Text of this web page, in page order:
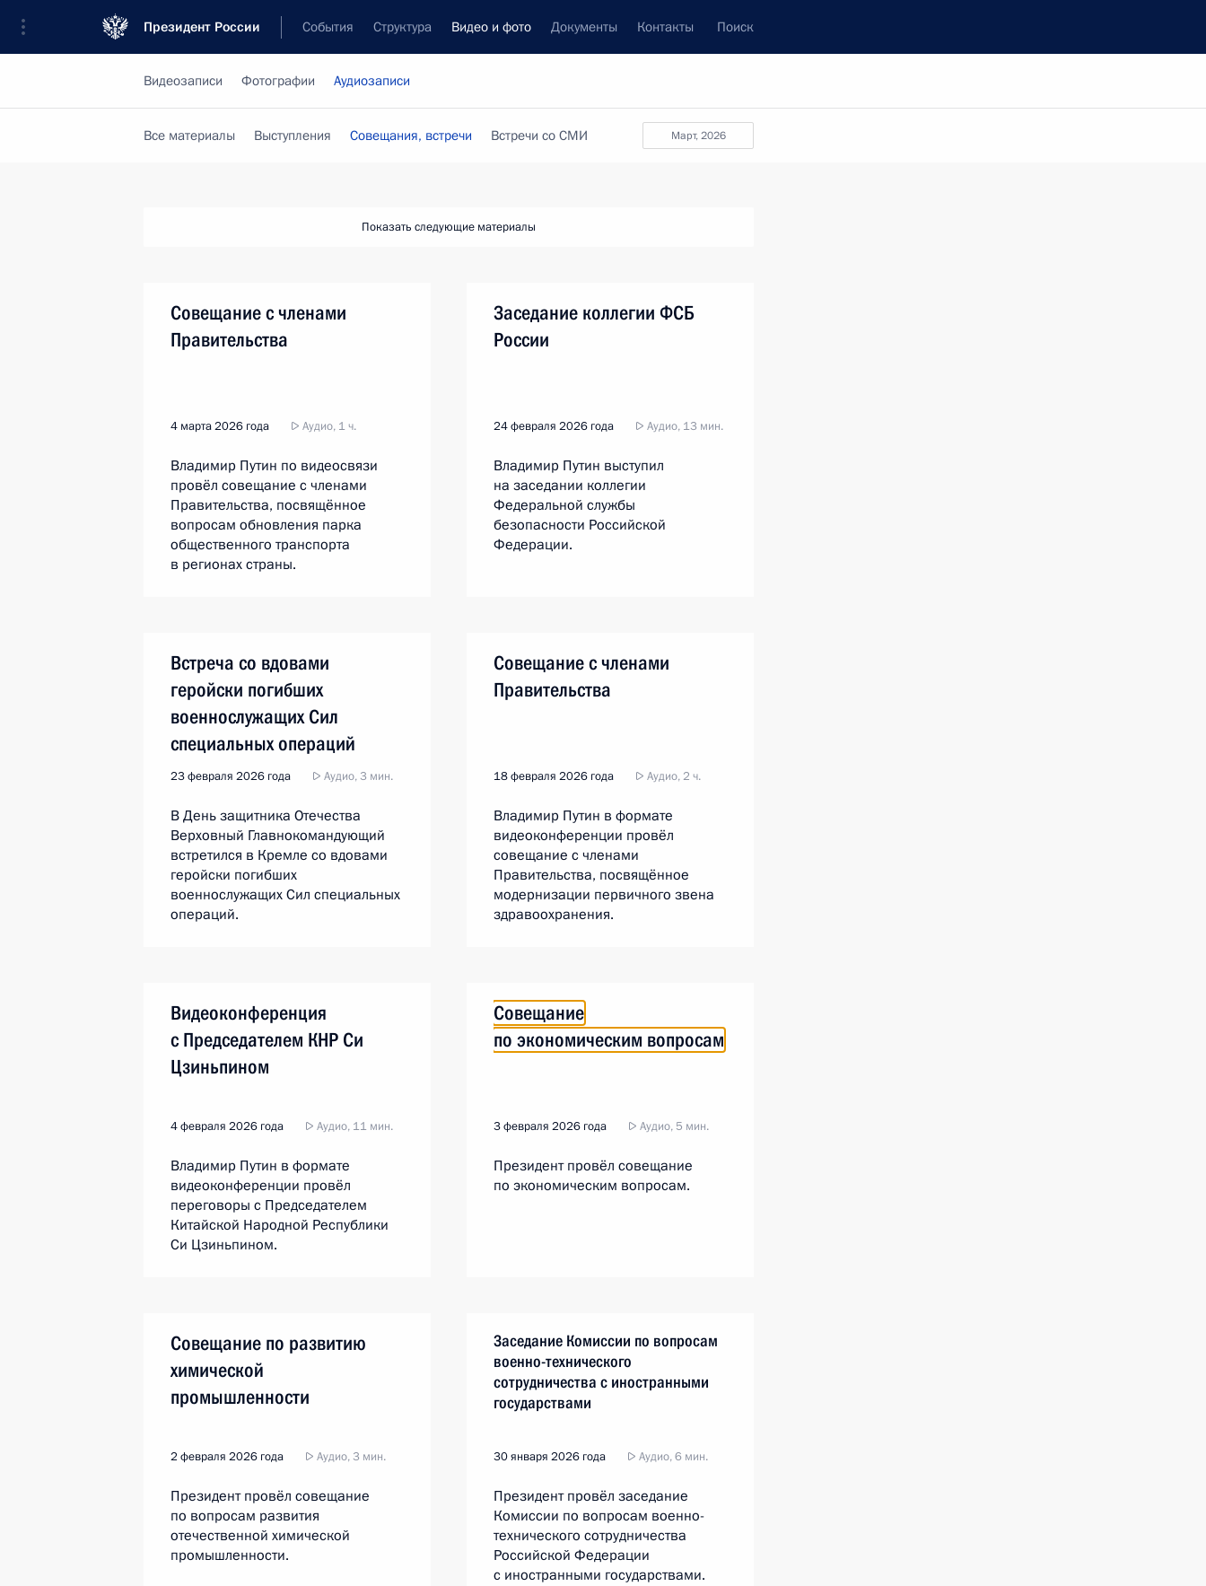
Президент России События Структура Видео и фото Документы Контакты Поиск
Видеозаписи Фотографии Аудиозаписи
март, 2026
Все материалы Выступления Совещания, встречи Встречи со СМИ
Показать следующие материалы
Совещание с членами
Правительства
4 марта 2026 года Аудио, 1 ч.
Владимир Путин по видеосвязи
провёл совещание с членами
Правительства, посвящённое
вопросам обновления парка
общественного транспорта
в регионах страны.
Заседание коллегии ФСБ
России
24 февраля 2026 года Аудио, 13 мин.
Владимир Путин выступил
на заседании коллегии
Федеральной службы
безопасности Российской
Федерации.
Встреча со вдовами
геройски погибших
военнослужащих Сил
специальных операций
23 февраля 2026 года Аудио, 3 мин.
В День защитника Отечества
Верховный Главнокомандующий
встретился в Кремле со вдовами
геройски погибших
военнослужащих Сил специальных
операций.
Совещание с членами
Правительства
18 февраля 2026 года Аудио, 2 ч.
Владимир Путин в формате
видеоконференции провёл
совещание с членами
Правительства, посвящённое
модернизации первичного звена
здравоохранения.
Видеоконференция
с Председателем КНР Си
Цзиньпином
4 февраля 2026 года Аудио, 11 мин.
Владимир Путин в формате
видеоконференции провёл
переговоры с Председателем
Китайской Народной Республики
Си Цзиньпином.
Совещание
по экономическим вопросам
3 февраля 2026 года Аудио, 5 мин.
Президент провёл совещание
по экономическим вопросам.
Совещание по развитию
химической
промышленности
2 февраля 2026 года Аудио, 3 мин.
Президент провёл совещание
по вопросам развития
отечественной химической
промышленности.
Заседание Комиссии по вопросам
военно-технического
сотрудничества с иностранными
государствами
30 января 2026 года Аудио, 6 мин.
Президент провёл заседание
Комиссии по вопросам военно-
технического сотрудничества
Российской Федерации
с иностранными государствами.